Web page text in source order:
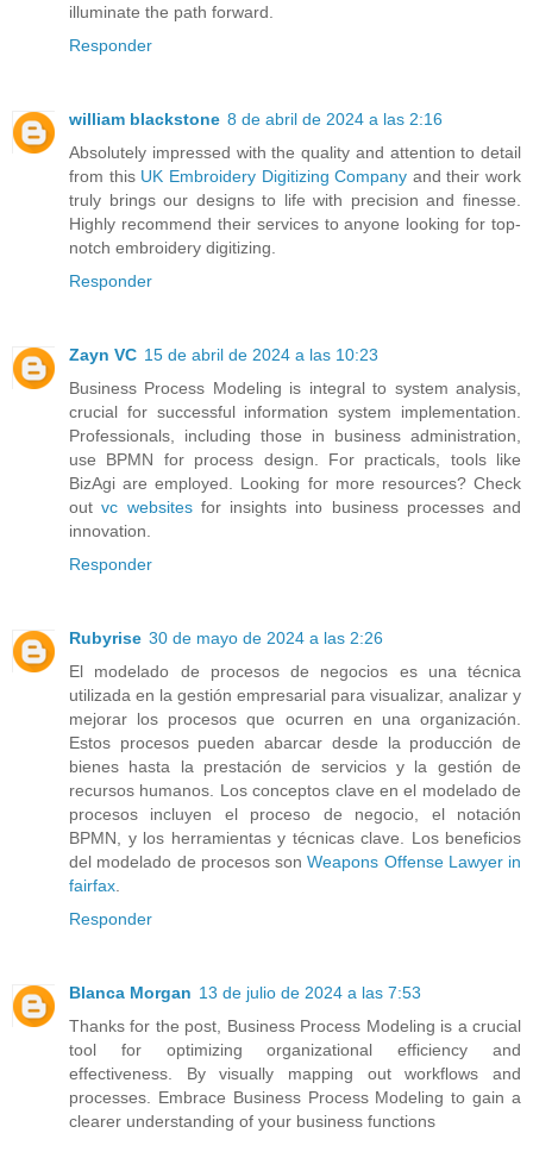
illuminate the path forward.
Responder
william blackstone 8 de abril de 2024 a las 2:16
Absolutely impressed with the quality and attention to detail
from this UK Embroidery Digitizing Company and their work
truly brings our designs to life with precision and finesse.
Highly recommend their services to anyone looking for top-
notch embroidery digitizing.
Responder
Zayn VC 15 de abril de 2024 a las 10:23
Business Process Modeling is integral to system analysis,
crucial for successful information system implementation.
Professionals, including those in business administration,
use BPMN for process design. For practicals, tools like
BizAgi are employed. Looking for more resources? Check
outvc websitesfor insights into business processes and
innovation.
Responder
Rubyrise 30 de mayo de 2024 a las 2:26
El modelado de procesos de negocios es una técnica
utilizada en la gestión empresarial para visualizar, analizar y
mejorar los procesos que ocurren en una organización.
Estos procesos pueden abarcar desde la producción de
bienes hasta la prestación de servicios y la gestión de
recursos humanos. Los conceptos clave en el modelado de
procesos incluyen el proceso de negocio, el notación
BPMN, y los herramientas y técnicas clave. Los beneficios
del modelado de procesos sonWeapons Offense Lawyer in
fairfax.
Responder
Blanca Morgan 13 de julio de 2024 a las 7:53
Thanks for the post, Business Process Modeling is a crucial
tool for optimizing organizational efficiency and
effectiveness. By visually mapping out workflows and
processes. Embrace Business Process Modeling to gain a
clearer understanding of your business functions